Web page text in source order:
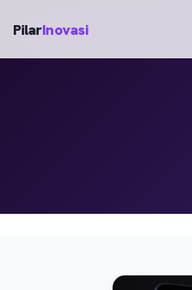
PilarInovasi